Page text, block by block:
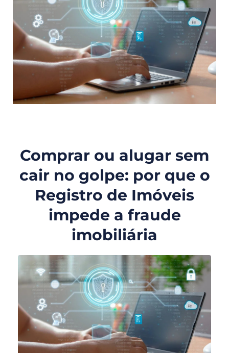
Comprar ou alugar sem
cair no golpe: por que o
Registro de Imóveis
impede a fraude
imobiliária